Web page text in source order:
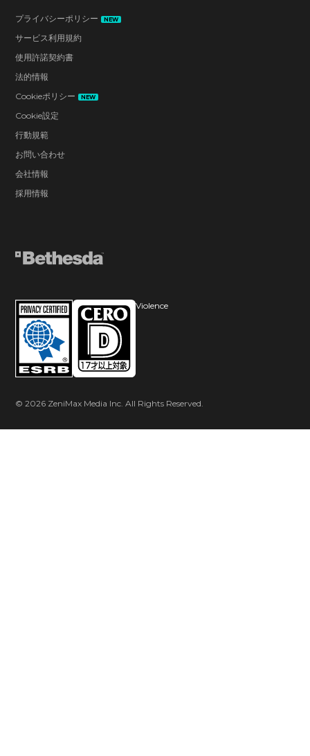
プライバシーポリシー NEW
サービス利用規約
使用許諾契約書
法的情報
Cookieポリシー
NEW
Cookie設定
行動規範
お問い合わせ
会社情報
採用情報
Violence
© 2026 ZeniMax Media Inc. All Rights Reserved.